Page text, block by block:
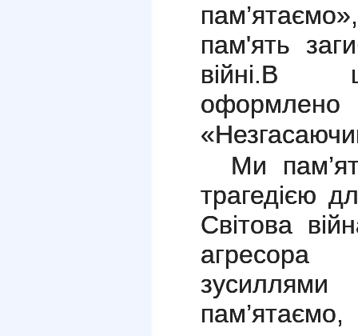
пам'ять
війні.В
Ми
трагедією
Світова
агресора
зусиллями